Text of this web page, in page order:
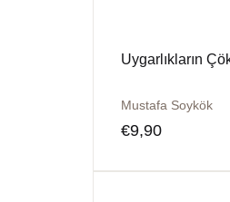
Uygarlıkların
Mustafa Soykök
€9,90